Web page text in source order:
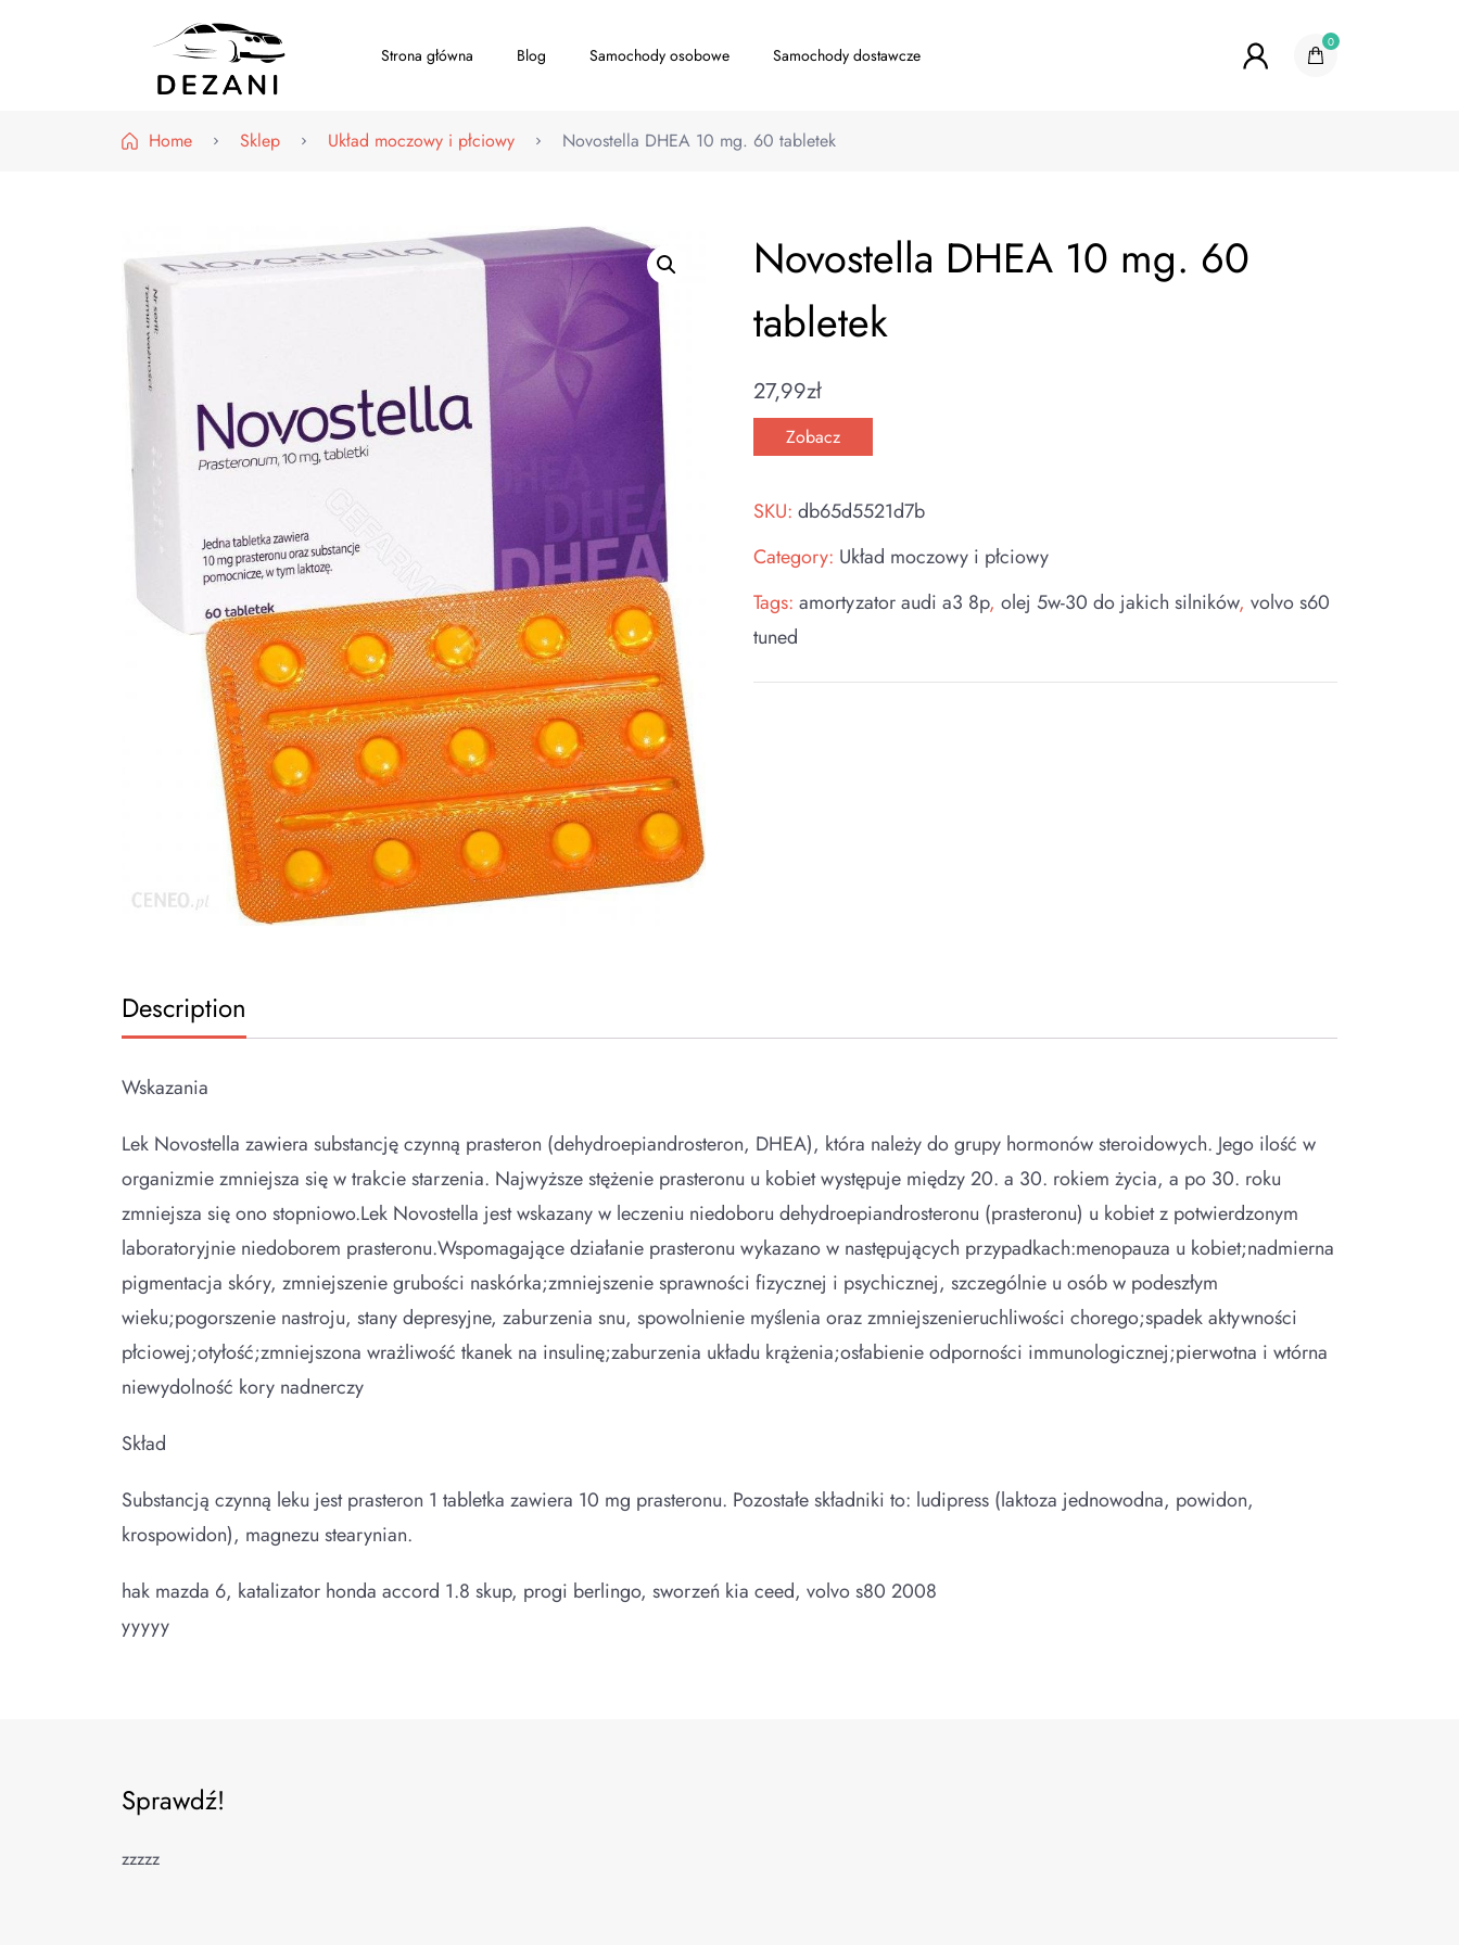
Strona główna Blog Samochody osobowe Samochody dostawcze
0
Home Sklep Układ moczowy i płciowy Novostella DHEA 10 mg. 60 tabletek
Novostella DHEA 10 mg. 60
tabletek
27,99zł
Zobacz
SKU:db65d5521d7b
Category: Układ moczowy i płciowy
Tags:amortyzator audi a3 8p,olej 5w-30 do jakich silników,volvo s60
tuned
Description
Wskazania
Lek Novostella zawiera substancję czynną prasteron (dehydroepiandrosteron, DHEA), która należy do grupy hormonów steroidowych. Jego ilość w
organizmie zmniejsza się w trakcie starzenia. Najwyższe stężenie prasteronu u kobiet występuje między 20. a 30. rokiem życia, a po 30. roku
zmniejsza się ono stopniowo.Lek Novostella jest wskazany w leczeniu niedoboru dehydroepiandrosteronu (prasteronu) u kobiet z potwierdzonym
laboratoryjnie niedoborem prasteronu.Wspomagające działanie prasteronu wykazano w następujących przypadkach:menopauza u kobiet;nadmierna
pigmentacja skóry, zmniejszenie grubości naskórka;zmniejszenie sprawności fizycznej i psychicznej, szczególnie u osób w podeszłym
wieku;pogorszenie nastroju, stany depresyjne, zaburzenia snu, spowolnienie myślenia oraz zmniejszenieruchliwości chorego;spadek aktywności
płciowej;otyłość;zmniejszona wrażliwość tkanek na insulinę;zaburzenia układu krążenia;osłabienie odporności immunologicznej;pierwotna i wtórna
niewydolność kory nadnerczy
Skład
Substancją czynną leku jest prasteron 1 tabletka zawiera 10 mg prasteronu. Pozostałe składniki to: ludipress (laktoza jednowodna, powidon,
krospowidon), magnezu stearynian.
hak mazda 6, katalizator honda accord 1.8 skup, progi berlingo, sworzeń kia ceed, volvo s80 2008
yyyyy
Sprawdź!
zzzzz